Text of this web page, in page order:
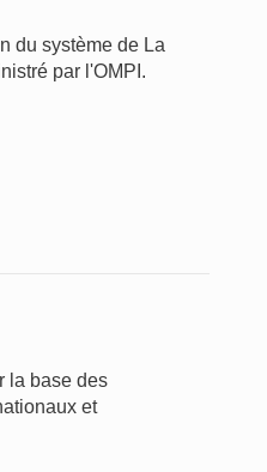
du système de La
par l'OMPI.
la base des
et